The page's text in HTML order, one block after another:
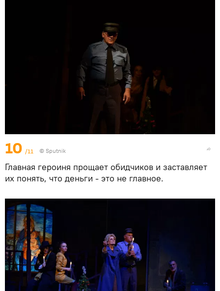
10 /11 © Sputnik
Главная героиня прощает обидчиков и заставляет
их понять, что деньги - это не главное.